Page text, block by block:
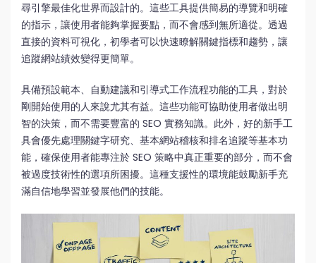
尋引擎最佳化世界而設計的。這些工具提供簡易的導覽和明確
的指示，讓使用者能夠掌握要點，而不會感到無所適從。透過
直接的資料可視化，初學者可以快速瞭解關鍵指標和趨勢，讓
追蹤網站績效變得更簡單。
具備預設範本、自動建議和引導式工作流程功能的工具，對於
剛開始使用的人來說尤其有益。這些功能可協助使用者做出明
智的決策，而不需要豐富的 SEO 實務知識。此外，好的新手工
具會優先處理關鍵字研究、基本網站稽核和排名追蹤等基本功
能，確保使用者能專注於 SEO 策略中真正重要的部分，而不會
被過度技術性的選項所困擾。這種支援性的環境能鼓勵新手充
滿自信地學習並發展他們的技能。